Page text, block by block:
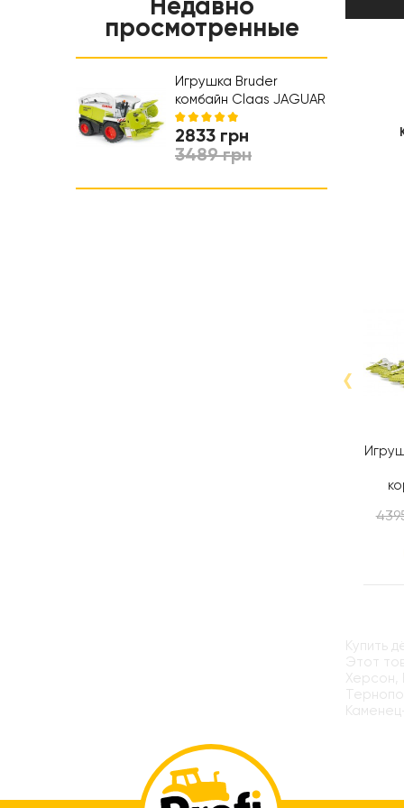
Салон красоты
Обучающие игрушки
Ночники и проэкторы
Коляски и автокресла
просмотренные
Игрушка Bruder
комбайн Claas JAGUAR
900 (02131)
2833 грн
3489 грн
‹
Купить
Этот
Херсон,